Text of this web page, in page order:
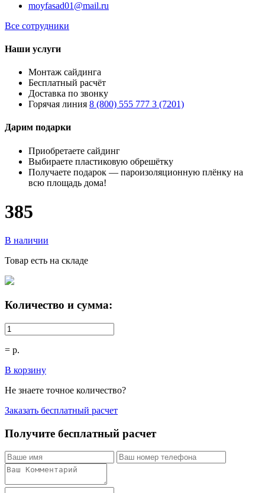
moyfasad01@mail.ru
Все сотрудники
Наши услуги
Монтаж сайдинга
Бесплатный расчёт
Доставка по звонку
Горячая линия 8 (800) 555 777 3 (7201)
Дарим подарки
Приобретаете сайдинг
Выбираете пластиковую обрешётку
Получаете подарок — пароизоляционную плёнку на
всю площадь дома!
385
В наличии
Товар есть на складе
Количество и сумма:
= р.
В корзину
Не знаете точное количество?
Заказать бесплатный расчет
Получите бесплатный расчет